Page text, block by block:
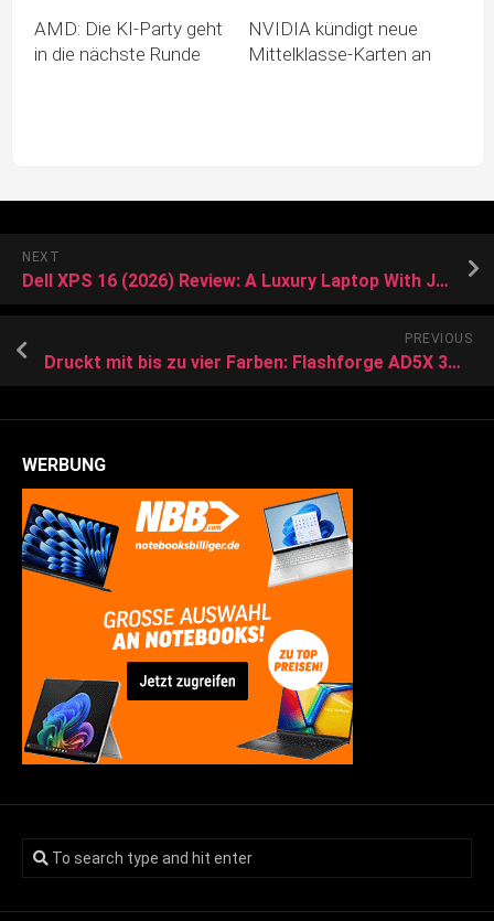
AMD: Die KI‑Party geht
in die nächste Runde
NVIDIA kündigt neue
Mittelklasse-Karten an
NEXT
Dell XPS 16 (2026) Review: A Luxury Laptop With Just Enough Computing Power
PREVIOUS
Druckt mit bis zu vier Farben: Flashforge AD5X 3D-Drucker dank Gutschein nur 319 Euro
WERBUNG